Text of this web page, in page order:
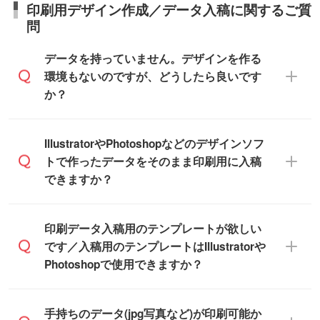
ュール」に注文予定日をご入力いただく
と、おおよその締切日や出荷目安をご確認
いただけます。
商品在庫や印刷ラインを確保するために
をお願いいたします。
※土日祝日を除く営業日換算です。
商品ページにてご確認ください
います。(白箱、化粧箱、ブリスターパック
など)
います。(透明袋、デザイン袋など)
【個包装なし】 個包装がされていない状
態で納品します。
への直接納品は行っておりませんので予め
印刷用デザイン作成／データ入稿に関するご質
問
データを持っていません。デザインを作る
環境もないのですが、どうしたら良いです
か？
無料の「デザインシミュレーター」を使え
ば、PCやスマホから簡単にデザインを作成
できます。スタンプやテンプレートも豊富
また、「データ作成サービス」もご利用い
ただけます。ご希望の文言・書体・印刷色
IllustratorやPhotoshopなどのデザインソフ
トで作ったデータをそのまま印刷用に入稿
できますか？
IllustratorやPhotoshop、CLIP STUDIOなどの
デザインソフトでこだわりのデザインを作
成したい方は、完全データ入稿
印刷データ入稿用のテンプレートが欲しい
です／入稿用のテンプレートはIllustratorや
Photoshopで使用できますか？
一部商品は入稿用テンプレートのご用意が
手持ちのデータ(jpg写真など)が印刷可能か